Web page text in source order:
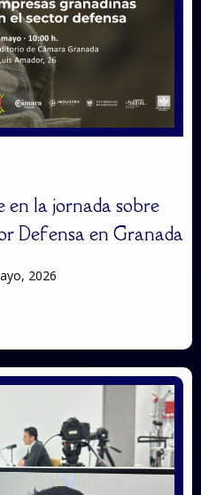
en la jornada sobre
Defensa en Granada
2026